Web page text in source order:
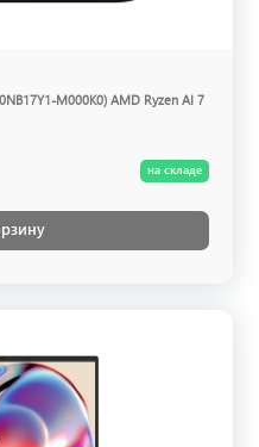
M000K0) AMD Ryzen AI 7
на складе